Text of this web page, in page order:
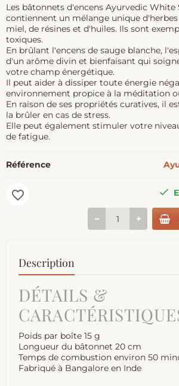
Les bâtonnets d'encens Ayurvedic White
contiennent un mélange unique d'herbes
miel, de résines et d'huiles. Ils sont
toxiques.
En brûlant l'encens de sauge blanche,
d'un arôme divin et bienfaisant qui
votre champ énergétique.
Il peut aider à dissiper toute énergie
environnement propice à la méditation
En raison de ses propriétés curatives, il
la brûler en cas de stress.
Elle peut également stimuler votre
de fatigue.
Référence
favorite_border
Description
DÉTAILS &
Poids par boîte 15 g
Longueur du bâtonnet 20 cm
Temps de combustion environ 50
Fabriqué à Bangalore en Inde